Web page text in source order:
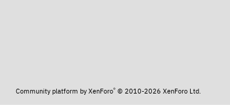
Community platform by XenForo® © 2010-2026 XenForo Ltd.